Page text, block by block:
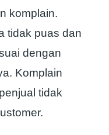
komplain.
tidak puas dan
dengan
Komplain
tidak